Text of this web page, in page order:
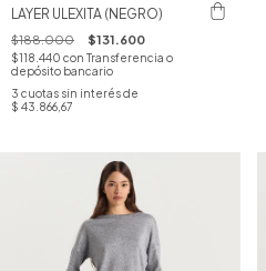
LAYER ULEXITA (NEGRO)
$188.000 $131.600
$118.440 con Transferencia o
depósito bancario
3 cuotas sin interés de
$ 43.866,67